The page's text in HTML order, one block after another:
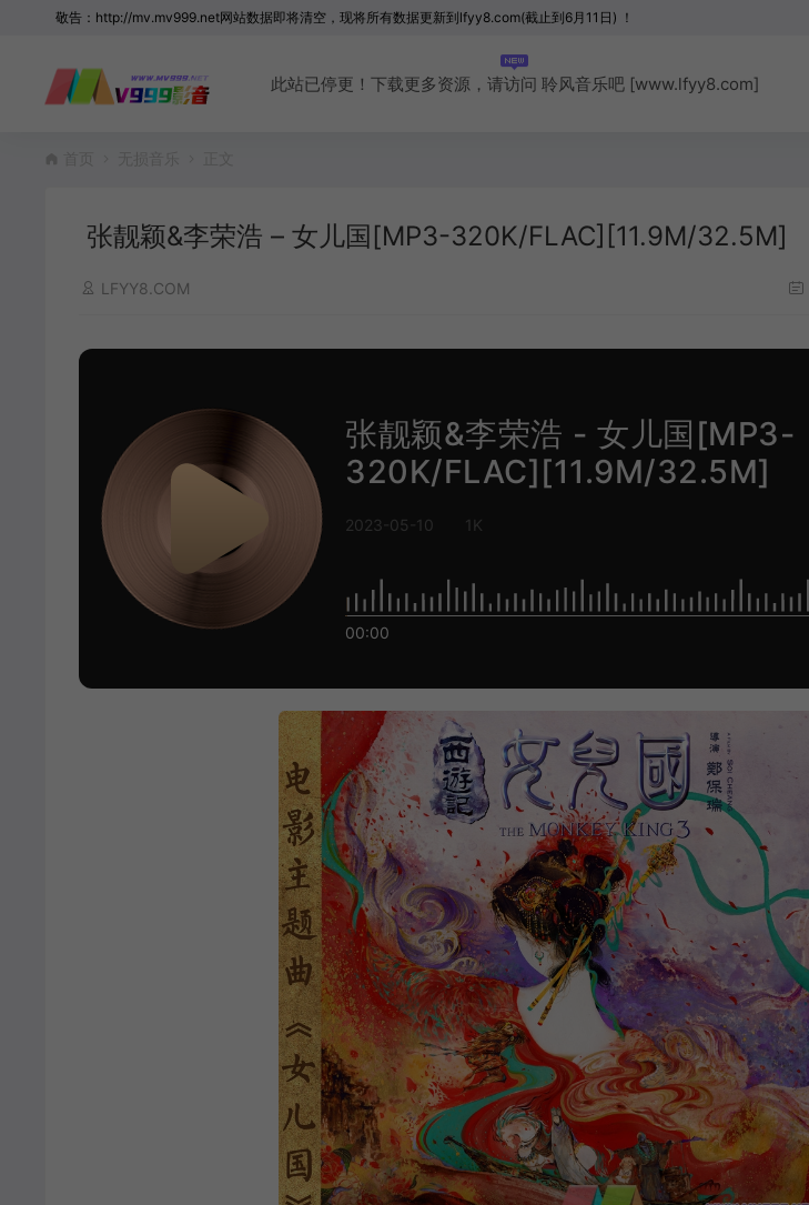
敬告：http://mv.mv999.net网站数据即将清空，现将所有数据更新到lfyy8.com(截止到6月11日) ！
此站已停更！下载更多资源，请访问 聆风音乐吧 [www.lfyy8.com]
张靓颖&李荣浩 – 女儿国[MP3-320K/FLAC][11.9M/32.5M]
LFYY8.COM
张靓颖&李荣浩 - 女儿国[MP3-
320K/FLAC][11.9M/32.5M]
2023-05-10 1K
00:00